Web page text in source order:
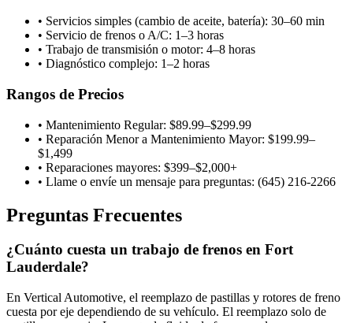
• Servicios simples (cambio de aceite, batería): 30–60 min
• Servicio de frenos o A/C: 1–3 horas
• Trabajo de transmisión o motor: 4–8 horas
• Diagnóstico complejo: 1–2 horas
Rangos de Precios
• Mantenimiento Regular: $89.99–$299.99
• Reparación Menor a Mantenimiento Mayor: $199.99–
$1,499
• Reparaciones mayores: $399–$2,000+
• Llame o envíe un mensaje para preguntas: (645) 216-2266
Preguntas Frecuentes
¿Cuánto cuesta un trabajo de frenos en Fort
Lauderdale?
En Vertical Automotive, el reemplazo de pastillas y rotores de freno
cuesta por eje dependiendo de su vehículo. El reemplazo solo de